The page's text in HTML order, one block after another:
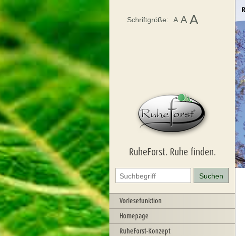
RuheForst. Ruhe finden.
Vorlesefunktion
Homepage
RuheForst-Konzept
Schriftgröße: A A A